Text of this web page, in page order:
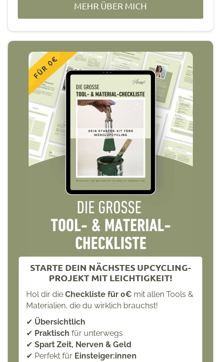
MEHR ÜBER MICH
STARTE DEIN NÄCHSTES UPCYCLING-
PROJEKT MIT LEICHTIGKEIT!
Hol dir die Checkliste für 0€ mit allen Tools &
Materialien, die du wirklich brauchst!
✔ Übersichtlich
✔ Praktisch für unterwegs
✔ Spart Zeit, Nerven & Geld
✔ Perfekt für Einsteiger:innen